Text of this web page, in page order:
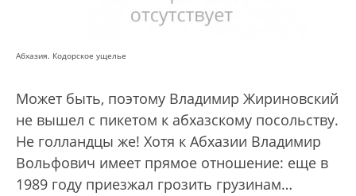
Абхазия. Кодорское ущелье
Может быть, поэтому Владимир Жириновский
не вышел с пикетом к абхазскому посольству.
Не голландцы же! Хотя к Абхазии Владимир
Вольфович имеет прямое отношение: еще в
1989 году приезжал грозить грузинам…